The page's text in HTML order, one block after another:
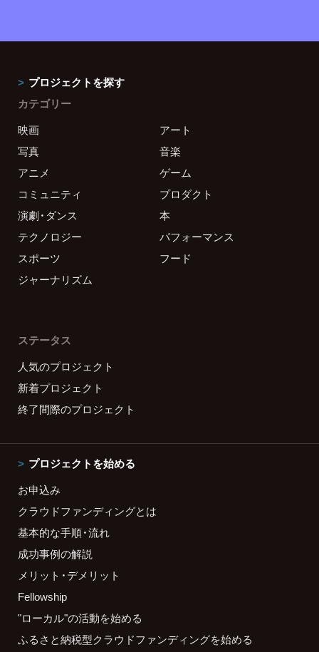
プロジェクトを探す
カテゴリー
映画
アート
写真
音楽
アニメ
ゲーム
コミュニティ
プロダクト
演劇・ダンス
本
テクノロジー
パフォーマンス
スポーツ
フード
ジャーナリズム
ステータス
人気のプロジェクト
新着プロジェクト
終了間際のプロジェクト
プロジェクトを始める
お申込み
クラウドファンディングとは
基本的な手順・流れ
成功事例の解説
メリット・デメリット
Fellowship
"ローカル"の活動を始める
ふるさと納税型クラウドファンディングを始める